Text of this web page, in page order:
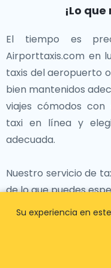
ciudad holandesa.
Los Países Bajos es
ofrece desde
impresionantes
y hermosas vistas al
queso holandés,
relajándose en el
Gravensteen y la
su gran arquitectura,
famoso Atomium.
Cada una de estas
tapiz histórico y
que estés
Amberes o paseando
experiencias
corto viaje desde los
¡Lo
El tiempo es
Airporttaxis.com en
taxis del aeropuerto
bien mantenidos
viajes cómodos
taxi en línea y
adecuada.
Nuestro servicio de
de lo que puedes
los taxis de la
aeropuerto a tarifas
Su experiencia en